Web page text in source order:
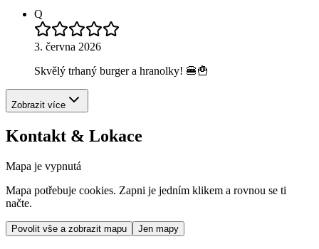
Q
3. června 2026
Skvělý trhaný burger a hranolky! 🍔🍟
Zobrazit více
Kontakt & Lokace
Mapa je vypnutá
Mapa potřebuje cookies. Zapni je jedním klikem a rovnou se ti
načte.
Povolit vše a zobrazit mapu Jen mapy